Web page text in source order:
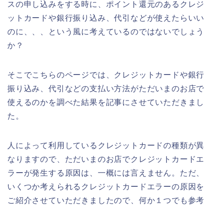
スの申し込みをする時に、ポイント還元のあるクレジ
ットカードや銀行振り込み、代引などが使えたらいい
のに、、、という風に考えているのではないでしょう
か？
そこでこちらのページでは、クレジットカードや銀行
振り込み、代引などの支払い方法がただいまのお店で
使えるのかを調べた結果を記事にさせていただきまし
た。
人によって利用しているクレジットカードの種類が異
なりますので、ただいまのお店でクレジットカードエ
ラーが発生する原因は、一概には言えません。ただ、
いくつか考えられるクレジットカードエラーの原因を
ご紹介させていただきましたので、何か１つでも参考